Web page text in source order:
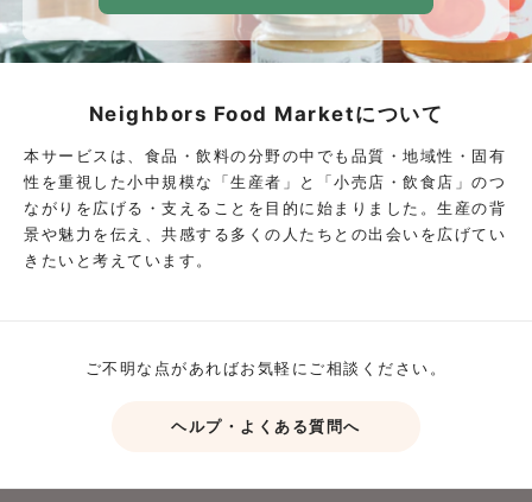
Neighbors Food Marketについて
本サービスは、食品・飲料の分野の中でも品質・地域性・固有
性を重視した小中規模な「生産者」と「小売店・飲食店」のつ
ながりを広げる・支えることを目的に始まりました。生産の背
景や魅力を伝え、共感する多くの人たちとの出会いを広げてい
きたいと考えています。
ご不明な点があればお気軽にご相談ください。
ヘルプ・よくある質問へ